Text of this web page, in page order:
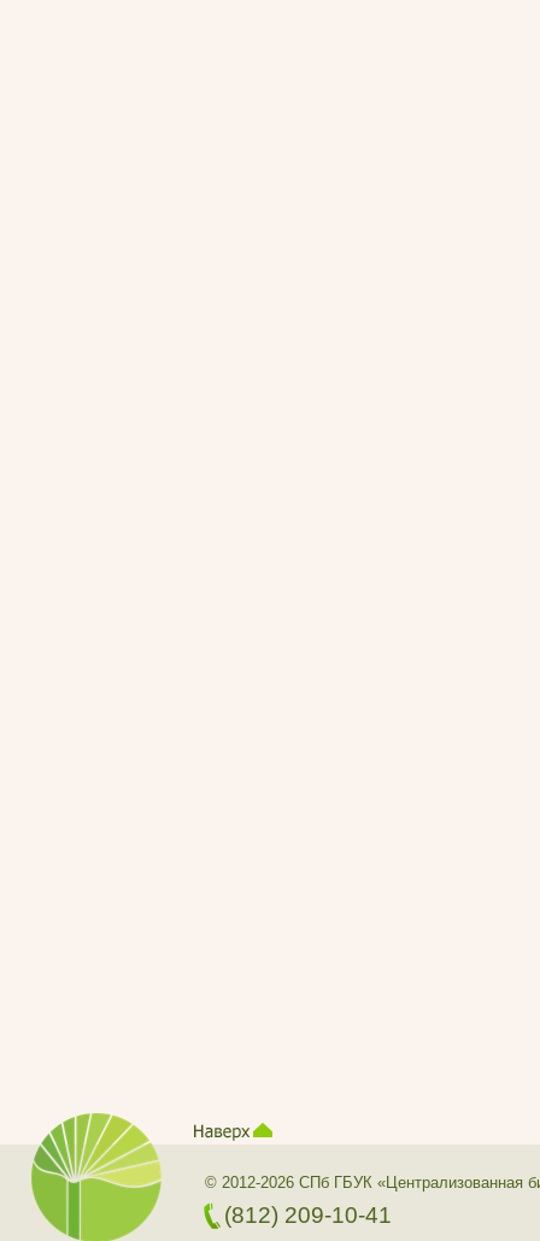
© 2012-2026 СПб ГБУК «Централизованная
(812) 209-10-41